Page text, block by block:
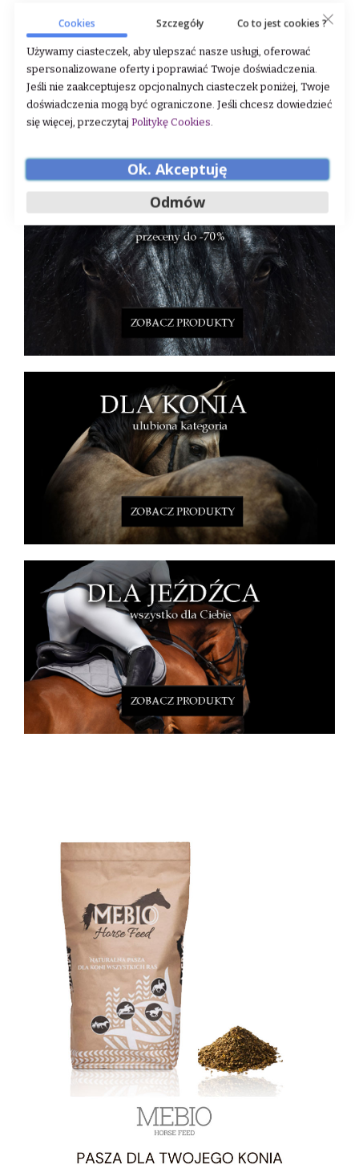
Rating:
DODAJ DO KOSZYKA
Cookies Szczegóły Co to jest cookies ?
Używamy ciasteczek, aby ulepszać nasze usługi, oferować
spersonalizowane oferty i poprawiać Twoje doświadczenia.
Jeśli nie zaakceptujesz opcjonalnych ciasteczek poniżej, Twoje
doświadczenia mogą być ograniczone. Jeśli chcesz dowiedzieć
się więcej, przeczytaj Politykę Cookies.
Ok. Akceptuję
Odmów